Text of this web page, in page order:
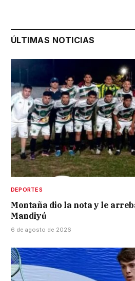
ÚLTIMAS NOTICIAS
DEPORTES
Montaña dio la nota y le
Mandiyú
6 de agosto de 2026